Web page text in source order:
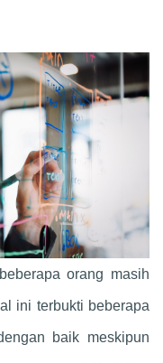
orang masih
ini terbukti beberapa
baik meskipun